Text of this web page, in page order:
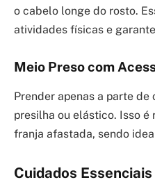
o cabelo longe do rosto.
atividades físicas e
Meio Preso com
Prender apenas a parte
presilha ou elástico. Isso é
franja afastada, sendo
Cuidados